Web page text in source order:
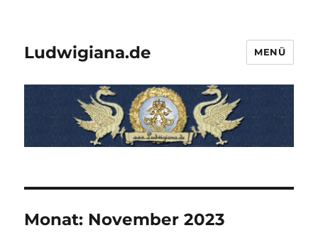
Ludwigiana.de MENÜ
Monat: November 2023